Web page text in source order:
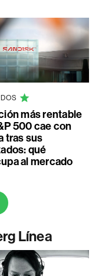
más rentable
500 cae con
tras sus
qué
al mercado
Línea